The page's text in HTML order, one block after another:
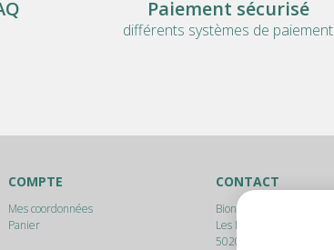
Paiement sécurisé
différents systèmes de paiement
COMPTE
Mes coordonnées
Panier
CONTACT
Bionam srl
Les Marlères, 17
5020